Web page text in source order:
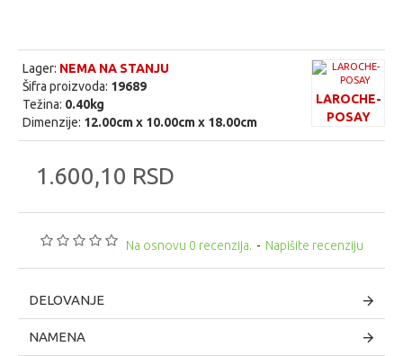
Na osnovu 0 recenzija. - Napišite recenziju
1.600,10 RSD
Lager: NEMA NA STANJU
Šifra proizvoda: 19689
Težina: 0.40kg
Dimenzije: 12.00cm x 10.00cm x 18.00cm
LAROCHE-
POSAY
DELOVANJE
NAMENA